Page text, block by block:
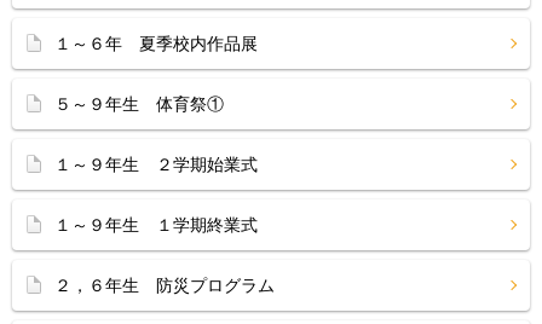
１～６年 夏季校内作品展
５～９年生 体育祭①
１～９年生 ２学期始業式
１～９年生 １学期終業式
２，６年生 防災プログラム